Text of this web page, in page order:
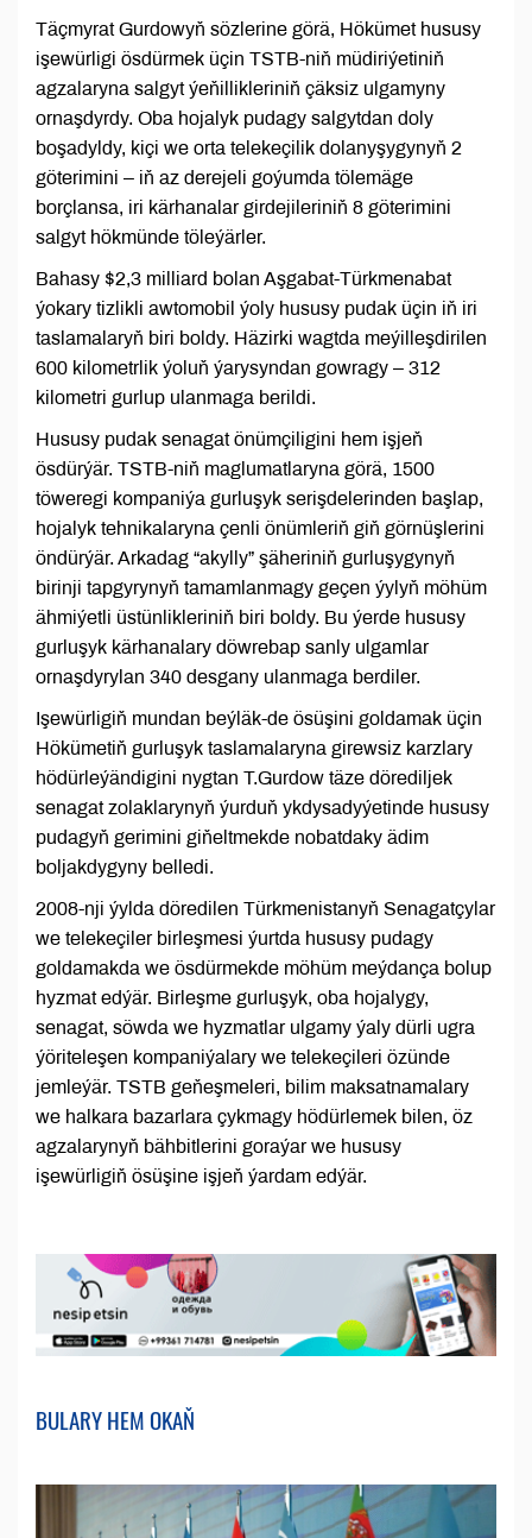
Täçmyrat Gurdowyň sözlerine görä, Hökümet hususy
işewürligi ösdürmek üçin TSTB-niň müdiriýetiniň
agzalaryna salgyt ýeňillikleriniň çäksiz ulgamyny
ornaşdyrdy. Oba hojalyk pudagy salgytdan doly
boşadyldy, kiçi we orta telekeçilik dolanyşygynyň 2
göterimini – iň az derejeli goýumda tölemäge
borçlansa, iri kärhanalar girdejileriniň 8 göterimini
salgyt hökmünde töleýärler.
Bahasy $2,3 milliard bolan Aşgabat-Türkmenabat
ýokary tizlikli awtomobil ýoly hususy pudak üçin iň iri
taslamalaryň biri boldy. Häzirki wagtda meýilleşdirilen
600 kilometrlik ýoluň ýarysyndan gowragy – 312
kilometri gurlup ulanmaga berildi.
Hususy pudak senagat önümçiligini hem işjeň
ösdürýär. TSTB-niň maglumatlaryna görä, 1500
töweregi kompaniýa gurluşyk serişdelerinden başlap,
hojalyk tehnikalaryna çenli önümleriň giň görnüşlerini
öndürýär. Arkadag “akylly” şäheriniň gurluşygynyň
birinji tapgyrynyň tamamlanmagy geçen ýylyň möhüm
ähmiýetli üstünlikleriniň biri boldy. Bu ýerde hususy
gurluşyk kärhanalary döwrebap sanly ulgamlar
ornaşdyrylan 340 desgany ulanmaga berdiler.
Işewürligiň mundan beýläk-de ösüşini goldamak üçin
Hökümetiň gurluşyk taslamalaryna girewsiz karzlary
hödürleýändigini nygtan T.Gurdow täze dörediljek
senagat zolaklarynyň ýurduň ykdysadyýetinde hususy
pudagyň gerimini giňeltmekde nobatdaky ädim
boljakdygyny belledi.
2008-nji ýylda döredilen Türkmenistanyň Senagatçylar
we telekeçiler birleşmesi ýurtda hususy pudagy
goldamakda we ösdürmekde möhüm meýdança bolup
hyzmat edýär. Birleşme gurluşyk, oba hojalygy,
senagat, söwda we hyzmatlar ulgamy ýaly dürli ugra
ýöriteleşen kompaniýalary we telekeçileri özünde
jemleýär. TSTB geňeşmeleri, bilim maksatnamalary
we halkara bazarlara çykmagy hödürlemek bilen, öz
agzalarynyň bähbitlerini goraýar we hususy
işewürligiň ösüşine işjeň ýardam edýär.
BULARY HEM OKAŇ